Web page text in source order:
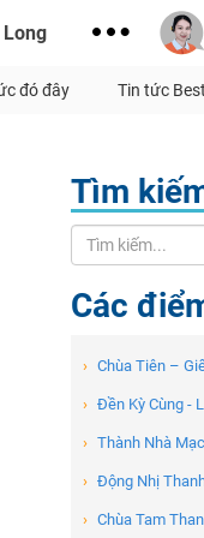
Long
đó đây Tin tức
Tìm
Các
› Chùa Tiên –
› Đền Kỳ Cùng -
› Thành Nhà Mạc
› Động Nhị
› Chùa Tam